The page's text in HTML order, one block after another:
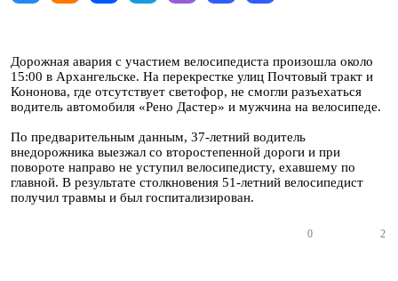
Дорожная авария с участием велосипедиста произошла около
15:00 в Архангельске. На перекрестке улиц Почтовый тракт и
Кононова, где отсутствует светофор, не смогли разъехаться
водитель автомобиля «Рено Дастер» и мужчина на велосипеде.
По предварительным данным, 37-летний водитель
внедорожника выезжал со второстепенной дороги и при
повороте направо не уступил велосипедисту, ехавшему по
главной. В результате столкновения 51-летний велосипедист
получил травмы и был госпитализирован.
0 2